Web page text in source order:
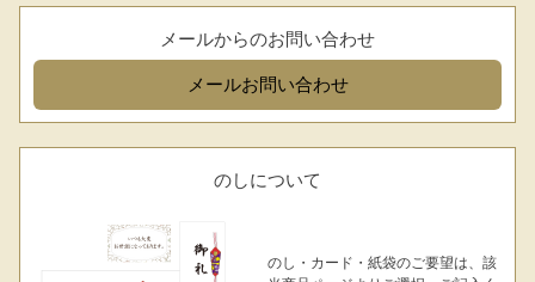
メールからのお問い合わせ
メールお問い合わせ
のしについて
のし・カード・紙袋のご要望は、該